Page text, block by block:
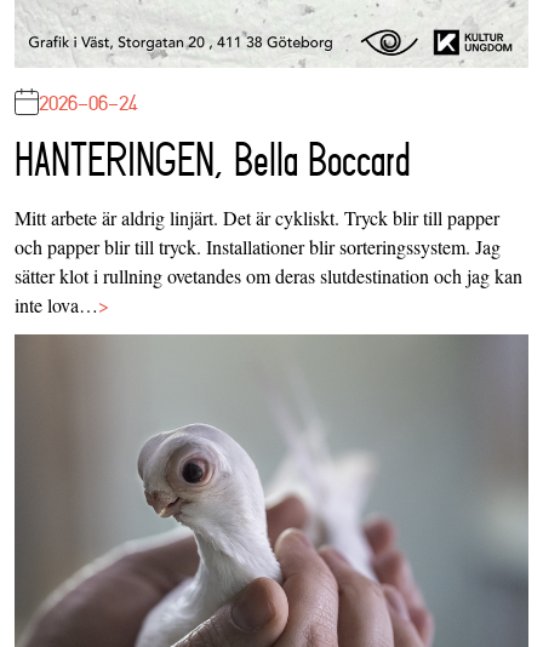
2026-06-24
HANTERINGEN, Bella Boccard
Mitt arbete är aldrig linjärt. Det är cykliskt. Tryck blir till papper
och papper blir till tryck. Installationer blir sorteringssystem. Jag
sätter klot i rullning ovetandes om deras slutdestination och jag kan
inte lova…>